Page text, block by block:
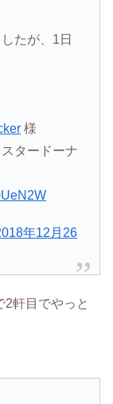
たが、1日
様
タードーナ
年12月26
軒目でやっと